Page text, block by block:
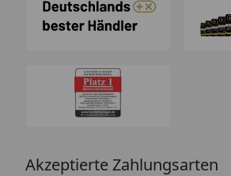
Akzeptierte Zahlungsarten